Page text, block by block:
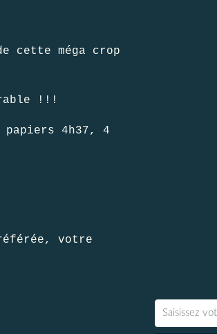
cette méga crop
!!!
4h37, 4
votre